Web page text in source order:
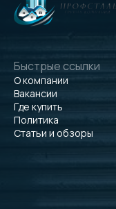
Быстрые ссылки
О компании
Вакансии
Где купить
Политика
Статьи и обзоры